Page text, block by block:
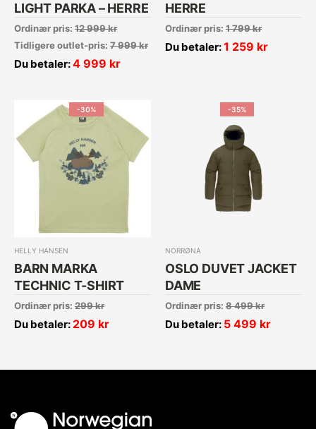
LIGHT PARKA – HERRE
Ordinær pris: 12 999kr
Tidligere outlet-pris: 7 999kr
Du betaler:4 999 kr
HERRE
Ordinær pris: 1 799kr
Du betaler:1 259 kr
-30%
HELLY HANSEN
BARN MARKA
TECHNIC T-SHIRT
Ordinær pris: 299kr
Du betaler: 209 kr
-35%
NORRØNA
OSLO DUVET JACKET
DAME
Ordinær pris: 8 499kr
Du betaler: 5 499 kr